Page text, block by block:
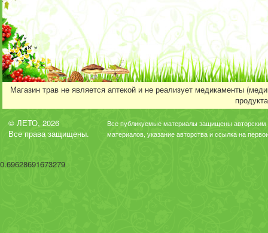
Магазин трав не является аптекой и не реализует медикаменты
© ЛЕТО, 2026
Все права защищены.
Все публикуемые материалы защищены авторским
материалов, указание авторства и ссылка на
0.69628691673279